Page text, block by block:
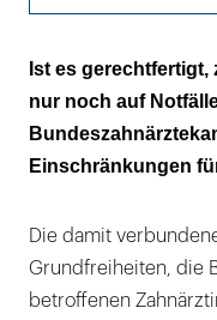
Zahnmedizin
Versorgung
Fazit: Keine
Behandlung
Patienten
Ist es
nur noch auf
Einschränkungen
Die damit
Grundfreiheiten, die
betroffenen